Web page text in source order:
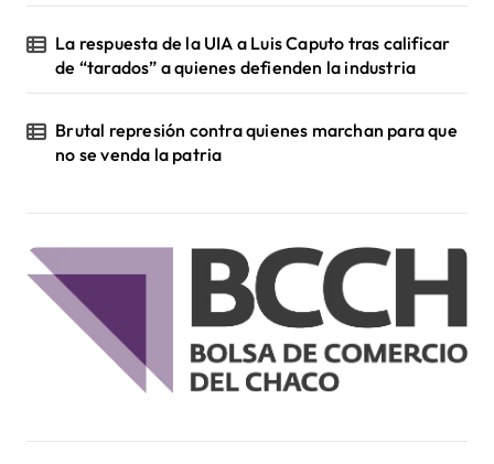
La respuesta de la UIA a Luis Caputo tras calificar
de “tarados” a quienes defienden la industria
Brutal represión contra quienes marchan para que
no se venda la patria